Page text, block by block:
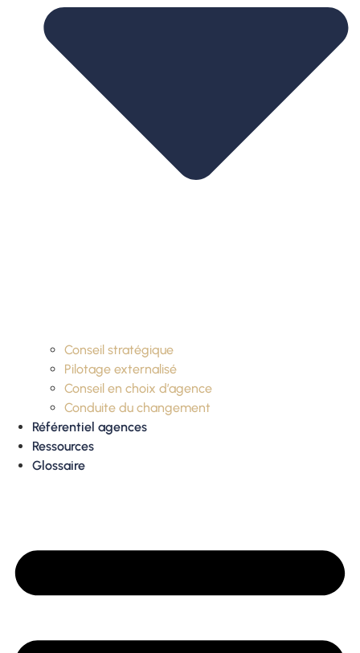
Conseil stratégique
Pilotage externalisé
Conseil en choix d’agence
Conduite du changement
Référentiel agences
Ressources
Glossaire